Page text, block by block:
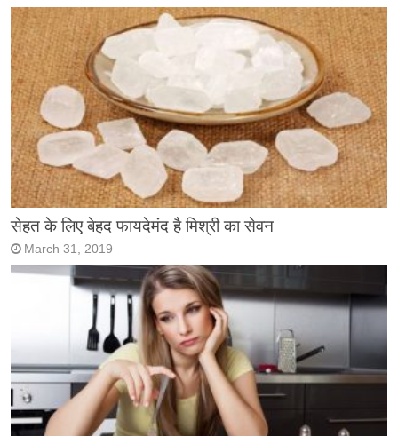
सेहत के लिए बेहद फायदेमंद है मिश्री का सेवन
March 31, 2019